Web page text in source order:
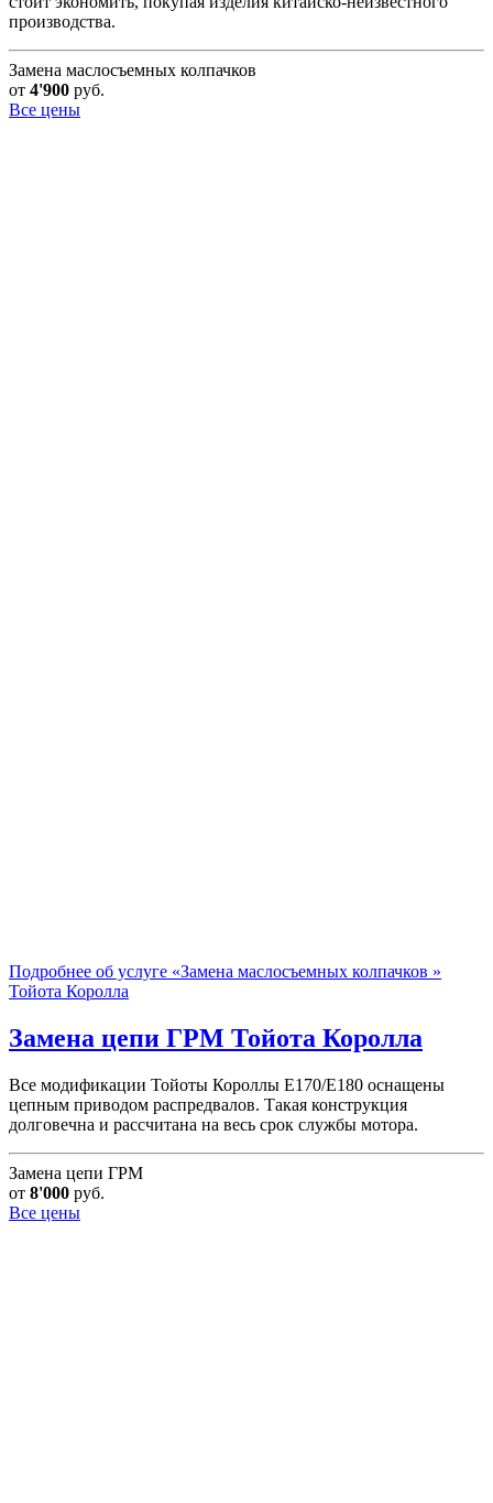
производства.
Замена маслосъемных колпачков
от 4'900 руб.
Все цены
Подробнее об услуге «Замена маслосъемных колпачков »
Тойота Королла
Замена цепи ГРМ Тойота Королла
Все модификации Тойоты Короллы E170/E180 оснащены
цепным приводом распредвалов. Такая конструкция
долговечна и рассчитана на весь срок службы мотора.
Замена цепи ГРМ
от 8'000 руб.
Все цены